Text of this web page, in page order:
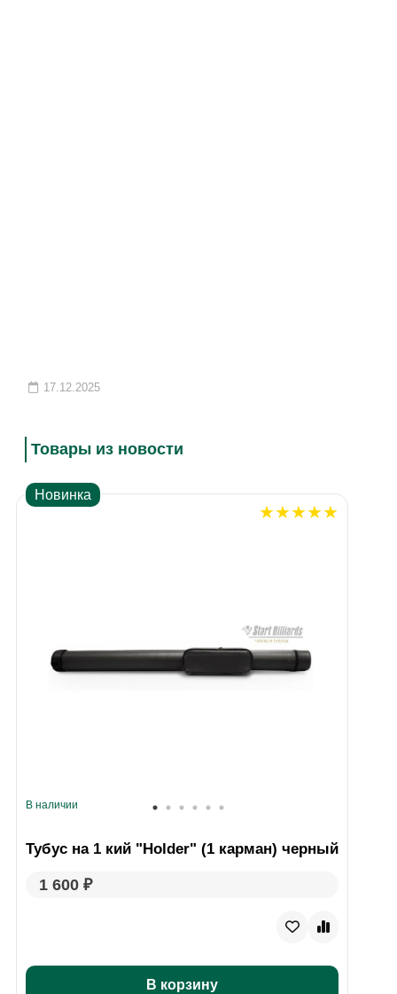
17.12.2025
Товары из новости
Новинка
В наличии
Тубус на 1 кий "Holder" (1 карман) черный
1 600 ₽
В корзину